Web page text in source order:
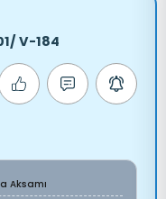
V-184
Aksamı